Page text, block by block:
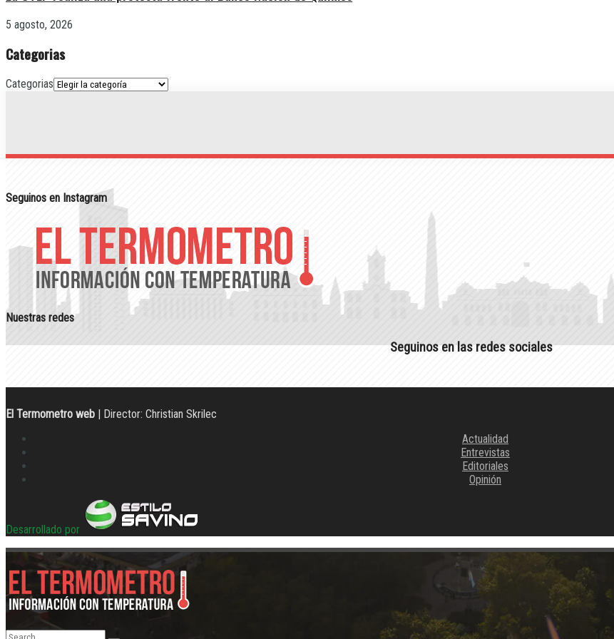
5 agosto, 2026
Categorias
Categorias
Seguinos en Instagram
Nuestras redes
Seguinos en las redes sociales
El Termometro web | Director: Christian Skrilec
Actualidad
Entrevistas
Editoriales
Opinión
Desarrollado por